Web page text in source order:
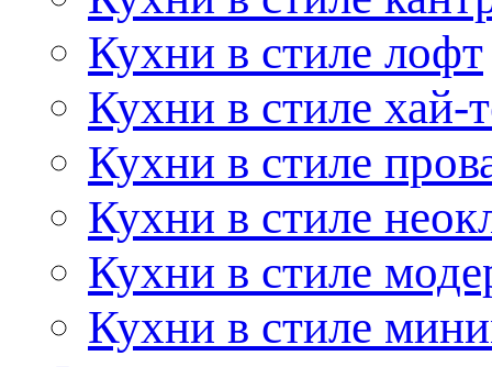
Кухни в стиле лофт
Кухни в стиле хай-
Кухни в стиле
Кухни в стиле
Кухни в стиле
Кухни в стиле